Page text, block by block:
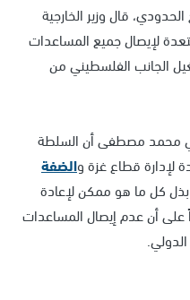
قال وزير الخارجية
لإيصال جميع المساعدات
الجانب الفلسطيني من
محمد مصطفى أن السلطة
لإدارة قطاع غزة والضفة
كل ما هو ممكن لإعادة
أن عدم إيصال المساعدات